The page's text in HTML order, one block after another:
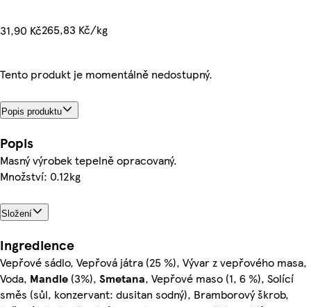
31,90 Kč265,83 Kč/kg
Tento produkt je momentálně nedostupný.
Popis produktu
Popis
Masný výrobek tepelně opracovaný.
Množství: 0.12kg
Složení
Ingredience
Vepřové sádlo, Vepřová játra (25 %), Vývar z vepřového masa,
Voda, Mandle (3%), Smetana, Vepřové maso (1, 6 %), Solící
směs (sůl, konzervant: dusitan sodný), Bramborový škrob,